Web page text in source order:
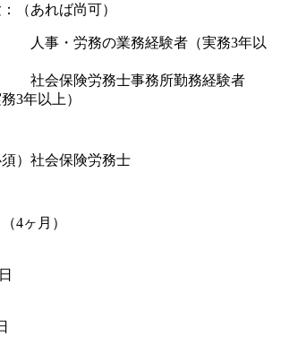
（あれば尚可）
・労務の業務経験者（実務3年以
保険労務士事務所勤務経験者
務3年以上）
須）社会保険労務士
4ヶ月）